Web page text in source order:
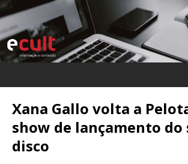
Xana Gallo volta a
show de lançamento do
disco